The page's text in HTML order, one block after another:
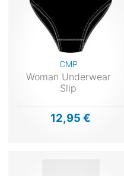
CMP
Woman Underwear
Slip
12,95 €